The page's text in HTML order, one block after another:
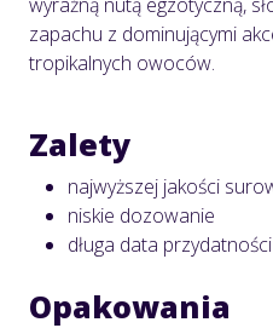
zapachu z dominującymi
tropikalnych owoców.
Zalety
najwyższej jakości
niskie dozowanie
długa data przydatności
Opakowania